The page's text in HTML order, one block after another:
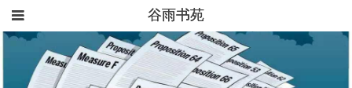
谷雨书苑